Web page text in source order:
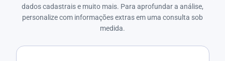
dados cadastrais e muito mais. Para aprofundar a análise,
personalize com informações extras em uma consulta sob
medida.